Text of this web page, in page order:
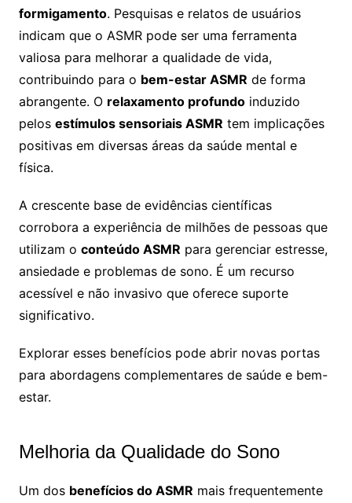
formigamento. Pesquisas e relatos de usuários
indicam que o ASMR pode ser uma ferramenta
valiosa para melhorar a qualidade de vida,
contribuindo para o bem-estar ASMR de forma
abrangente. O relaxamento profundoinduzido
pelos estímulos sensoriais ASMR tem implicações
positivas em diversas áreas da saúde mental e
física.
A crescente base de evidências científicas
corrobora a experiência de milhões de pessoas que
utilizam o conteúdo ASMR para gerenciar estresse,
ansiedade e problemas de sono. É um recurso
acessível e não invasivo que oferece suporte
significativo.
Explorar esses benefícios pode abrir novas portas
para abordagens complementares de saúde e bem-
estar.
Melhoria da Qualidade do Sono
Um dos benefícios do ASMR mais frequentemente